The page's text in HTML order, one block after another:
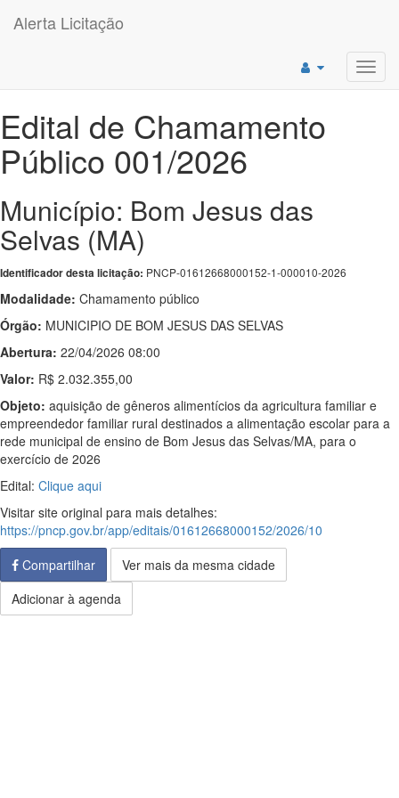
Alerta Licitação
Edital de Chamamento
Público 001/2026
Município: Bom Jesus das
Selvas (MA)
Identificador desta licitação: PNCP-01612668000152-1-000010-2026
Modalidade: Chamamento público
Órgão: MUNICIPIO DE BOM JESUS DAS SELVAS
Abertura: 22/04/2026 08:00
Valor: R$ 2.032.355,00
Objeto: aquisição de gêneros alimentícios da agricultura familiar e
empreendedor familiar rural destinados a alimentação escolar para a
rede municipal de ensino de Bom Jesus das Selvas/MA, para o
exercício de 2026
Edital: Clique aqui
Visitar site original para mais detalhes:
https://pncp.gov.br/app/editais/01612668000152/2026/10
Compartilhar
Ver mais da mesma cidade
Adicionar à agenda